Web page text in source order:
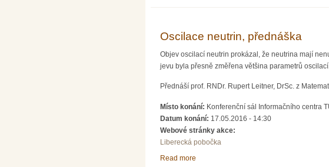
Oscilace neutrin, přednáška
Objev oscilací neutrin prokázal, že neutrina mají
jevu byla přesně změřena většina parametrů
Přednáší prof. RNDr. Rupert Leitner, DrSc. z
Místo konání: Konferenční sál Informačního centra
Datum konání: 17.05.2016 - 14:30
Webové stránky akce:
Liberecká pobočka
Read more